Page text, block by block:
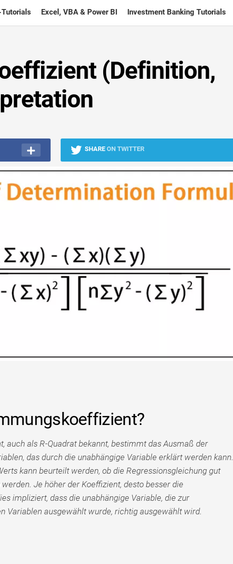
Excel, VBA & Power BI Investment Banking Tutorials
(Definition,
SHARE ON TWITTER
auch als R-Quadrat bekannt, bestimmt das Ausmaß der
das durch die unabhängige Variable erklärt werden kann.
kann beurteilt werden, ob die Regressionsgleichung gut
Je höher der Koeffizient, desto besser die
impliziert, dass die unabhängige Variable, die zur
Variablen ausgewählt wurde, richtig ausgewählt wird.